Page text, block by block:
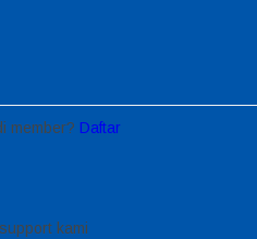
member? Daftar
kami